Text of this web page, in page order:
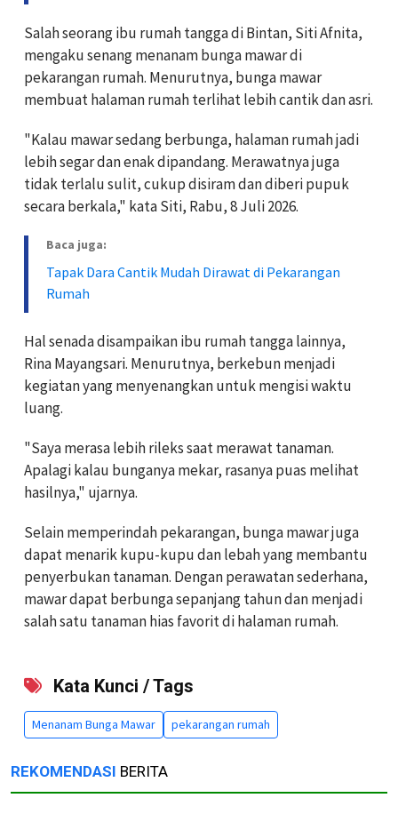
Salah seorang ibu rumah tangga di Bintan, Siti Afnita,
mengaku senang menanam bunga mawar di
pekarangan rumah. Menurutnya, bunga mawar
membuat halaman rumah terlihat lebih cantik dan asri.
"Kalau mawar sedang berbunga, halaman rumah jadi
lebih segar dan enak dipandang. Merawatnya juga
tidak terlalu sulit, cukup disiram dan diberi pupuk
secara berkala," kata Siti, Rabu, 8 Juli 2026.
Baca juga:
Tapak Dara Cantik Mudah Dirawat di Pekarangan
Rumah
Hal senada disampaikan ibu rumah tangga lainnya,
Rina Mayangsari. Menurutnya, berkebun menjadi
kegiatan yang menyenangkan untuk mengisi waktu
luang.
"Saya merasa lebih rileks saat merawat tanaman.
Apalagi kalau bunganya mekar, rasanya puas melihat
hasilnya," ujarnya.
Selain memperindah pekarangan, bunga mawar juga
dapat menarik kupu-kupu dan lebah yang membantu
penyerbukan tanaman. Dengan perawatan sederhana,
mawar dapat berbunga sepanjang tahun dan menjadi
salah satu tanaman hias favorit di halaman rumah.
Kata Kunci / Tags
Menanam Bunga Mawar pekarangan rumah
REKOMENDASI BERITA